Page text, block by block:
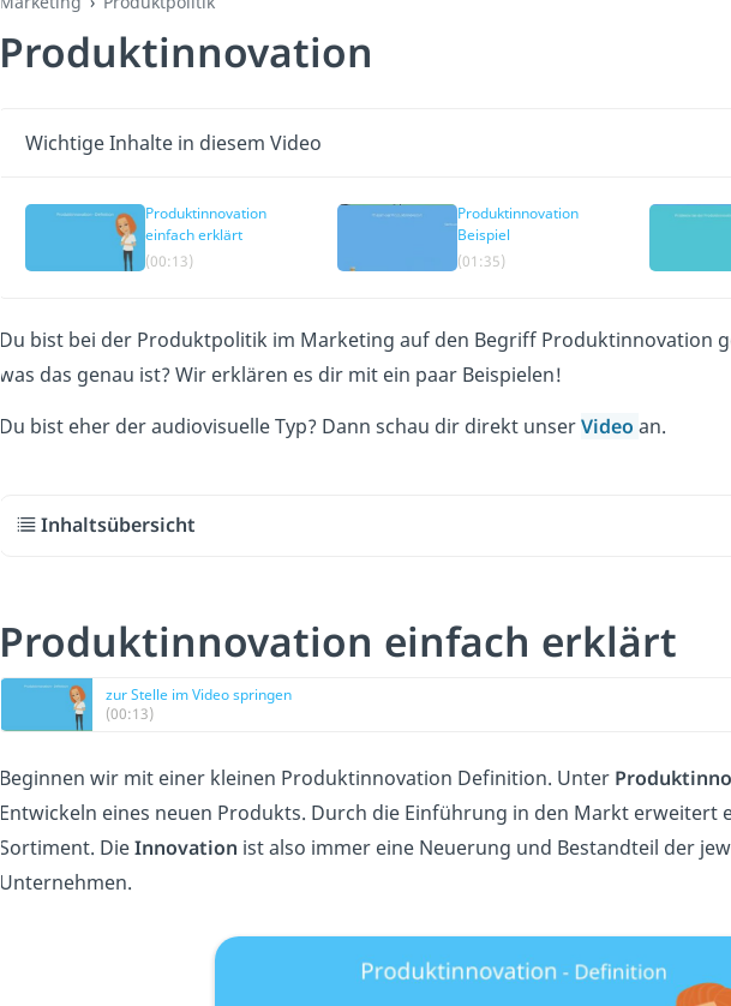
Produktinnovation
Wichtige Inhalte in diesem Video
Produktinnovation
einfach erklärt
(00:13)
Produktinnovation
Beispiel
(01:35)
Du bist bei der Produktpolitik im Marketing auf den Begriff Produktinnovation
was das genau ist? Wir erklären es dir mit ein paar Beispielen!
Du bist eher der audiovisuelle Typ? Dann schau dir direkt unserVideo an.
Inhaltsübersicht
Produktinnovation einfach erklärt
zur Stelle im Video springen
(00:13)
Beginnen wir mit einer kleinen Produktinnovation Definition. Unter
Entwickeln eines neuen Produkts. Durch die Einführung in den Markt erweitert
Sortiment. DieInnovation ist also immer eine Neuerung und Bestandteil der
Unternehmen.